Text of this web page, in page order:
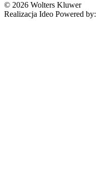
© 2026 Wolters Kluwer
Realizacja Ideo Powered by: